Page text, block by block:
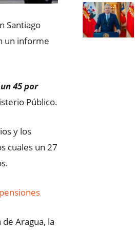
Santiago
un informe
45 por
Público.
y los
cuales un 27
Aragua, la